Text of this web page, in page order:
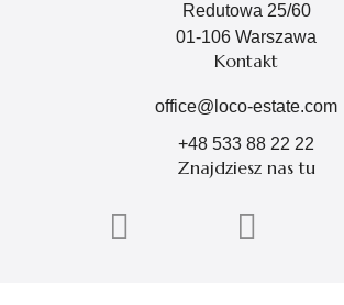
Redutowa 25/60
01-106 Warszawa
Kontakt
office@loco-estate.com
+48 533 88 22 22
Znajdziesz nas tu